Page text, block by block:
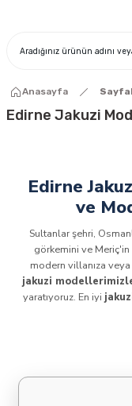
Anasayfa
Edirne Jakuzi
Edirne
ve
Sultanlar şehri,
görkemini ve Meriç'in
modern villanıza
jakuzi
yaratıyoruz. En iyi